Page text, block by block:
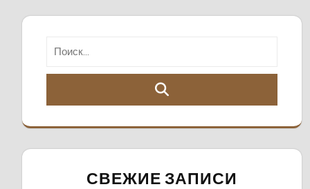
СВЕЖИЕ ЗАПИСИ